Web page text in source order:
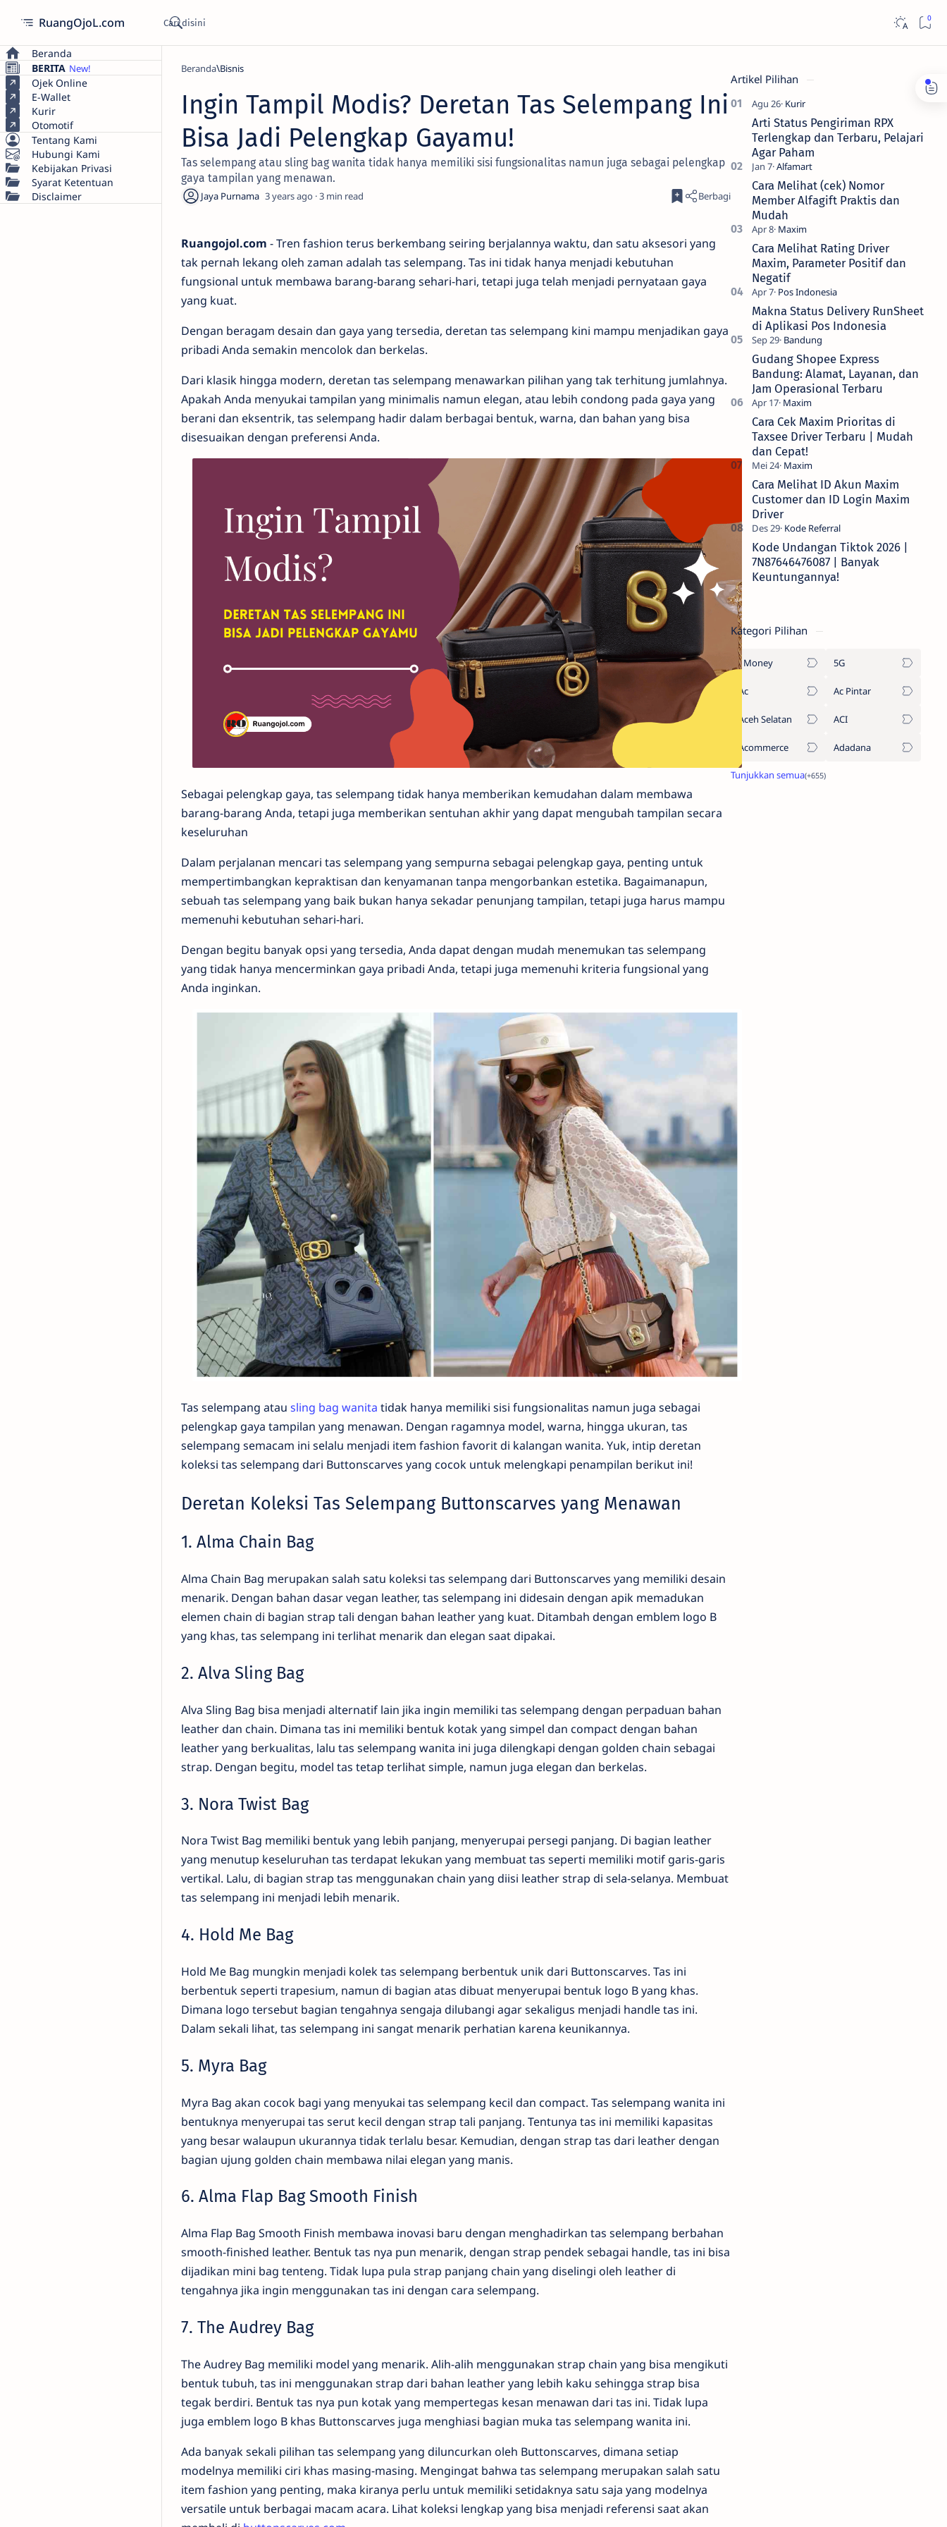
RuangOjoL.com
Beranda
BERITA
Ojek Online
E-Wallet
Kurir
Otomotif
Tentang Kami
Hubungi Kami
Kebijakan Privasi
Syarat Ketentuan
Disclaimer
Beranda Bisnis
Ingin Tampil Modis? Deretan Tas Selempang Ini
Bisa Jadi Pelengkap Gayamu!
Tas selempang atau sling bag wanita tidak hanya memiliki sisi fungsionalitas namun juga sebagai pelengkap
gaya tampilan yang menawan.
3 years ago 3
Ruangojol.com - Tren fashion terus berkembang seiring berjalannya waktu, dan satu aksesori yang
tak pernah lekang oleh zaman adalah tas selempang. Tas ini tidak hanya menjadi kebutuhan
fungsional untuk membawa barang-barang sehari-hari, tetapi juga telah menjadi pernyataan gaya
yang kuat.
Dengan beragam desain dan gaya yang tersedia, deretan tas selempang kini mampu menjadikan gaya
pribadi Anda semakin mencolok dan berkelas.
Dari klasik hingga modern, deretan tas selempang menawarkan pilihan yang tak terhitung jumlahnya.
Apakah Anda menyukai tampilan yang minimalis namun elegan, atau lebih condong pada gaya yang
berani dan eksentrik, tas selempang hadir dalam berbagai bentuk, warna, dan bahan yang bisa
disesuaikan dengan preferensi Anda.
Sebagai pelengkap gaya, tas selempang tidak hanya memberikan kemudahan dalam membawa
barang-barang Anda, tetapi juga memberikan sentuhan akhir yang dapat mengubah tampilan secara
keseluruhan
Dalam perjalanan mencari tas selempang yang sempurna sebagai pelengkap gaya, penting untuk
mempertimbangkan kepraktisan dan kenyamanan tanpa mengorbankan estetika. Bagaimanapun,
sebuah tas selempang yang baik bukan hanya sekadar penunjang tampilan, tetapi juga harus mampu
memenuhi kebutuhan sehari-hari.
Dengan begitu banyak opsi yang tersedia, Anda dapat dengan mudah menemukan tas selempang
yang tidak hanya mencerminkan gaya pribadi Anda, tetapi juga memenuhi kriteria fungsional yang
Anda inginkan.
Tas selempang atau sling bag wanita tidak hanya memiliki sisi fungsionalitas namun juga sebagai
pelengkap gaya tampilan yang menawan. Dengan ragamnya model, warna, hingga ukuran, tas
selempang semacam ini selalu menjadi item fashion favorit di kalangan wanita. Yuk, intip deretan
koleksi tas selempang dari Buttonscarves yang cocok untuk melengkapi penampilan berikut ini!
Deretan Koleksi Tas Selempang Buttonscarves yang Menawan
1. Alma Chain Bag
Alma Chain Bag merupakan salah satu koleksi tas selempang dari Buttonscarves yang memiliki desain
menarik. Dengan bahan dasar vegan leather, tas selempang ini didesain dengan apik memadukan
elemen chain di bagian strap tali dengan bahan leather yang kuat. Ditambah dengan emblem logo B
yang khas, tas selempang ini terlihat menarik dan elegan saat dipakai.
2. Alva Sling Bag
Alva Sling Bag bisa menjadi alternatif lain jika ingin memiliki tas selempang dengan perpaduan bahan
leather dan chain. Dimana tas ini memiliki bentuk kotak yang simpel dan compact dengan bahan
leather yang berkualitas, lalu tas selempang wanita ini juga dilengkapi dengan golden chain sebagai
strap. Dengan begitu, model tas tetap terlihat simple, namun juga elegan dan berkelas.
3. Nora Twist Bag
Nora Twist Bag memiliki bentuk yang lebih panjang, menyerupai persegi panjang. Di bagian leather
yang menutup keseluruhan tas terdapat lekukan yang membuat tas seperti memiliki motif garis-garis
vertikal. Lalu, di bagian strap tas menggunakan chain yang diisi leather strap di sela-selanya. Membuat
tas selempang ini menjadi lebih menarik.
4. Hold Me Bag
Hold Me Bag mungkin menjadi kolek tas selempang berbentuk unik dari Buttonscarves. Tas ini
berbentuk seperti trapesium, namun di bagian atas dibuat menyerupai bentuk logo B yang khas.
Dimana logo tersebut bagian tengahnya sengaja dilubangi agar sekaligus menjadi handle tas ini.
Dalam sekali lihat, tas selempang ini sangat menarik perhatian karena keunikannya.
5. Myra Bag
Myra Bag akan cocok bagi yang menyukai tas selempang kecil dan compact. Tas selempang wanita ini
bentuknya menyerupai tas serut kecil dengan strap tali panjang. Tentunya tas ini memiliki kapasitas
yang besar walaupun ukurannya tidak terlalu besar. Kemudian, dengan strap tas dari leather dengan
bagian ujung golden chain membawa nilai elegan yang manis.
6. Alma Flap Bag Smooth Finish
Alma Flap Bag Smooth Finish membawa inovasi baru dengan menghadirkan tas selempang berbahan
smooth-finished leather. Bentuk tas nya pun menarik, dengan strap pendek sebagai handle, tas ini bisa
dijadikan mini bag tenteng. Tidak lupa pula strap panjang chain yang diselingi oleh leather di
tengahnya jika ingin menggunakan tas ini dengan cara selempang.
7. The Audrey Bag
The Audrey Bag memiliki model yang menarik. Alih-alih menggunakan strap chain yang bisa mengikuti
bentuk tubuh, tas ini menggunakan strap dari bahan leather yang lebih kaku sehingga strap bisa
tegak berdiri. Bentuk tas nya pun kotak yang mempertegas kesan menawan dari tas ini. Tidak lupa
juga emblem logo B khas Buttonscarves juga menghiasi bagian muka tas selempang wanita ini.
Ada banyak sekali pilihan tas selempang yang diluncurkan oleh Buttonscarves, dimana setiap
modelnya memiliki ciri khas masing-masing. Mengingat bahwa tas selempang merupakan salah satu
item fashion yang penting, maka kiranya perlu untuk memiliki setidaknya satu saja yang modelnya
versatile untuk berbagai macam acara. Lihat koleksi lengkap yang bisa menjadi referensi saat akan
Artikel Pilihan
Arti Status Pengiriman RPX
Terlengkap dan Terbaru, Pelajari
Agar Paham
Cara Melihat (cek) Nomor
Member Alfagift Praktis dan
Mudah
Cara Melihat Rating Driver
Maxim, Parameter Positif dan
Negatif
Makna Status Delivery RunSheet
di Aplikasi Pos Indonesia
Gudang Shopee Express
Bandung: Alamat, Layanan, dan
Jam Operasional Terbaru
Cara Cek Maxim Prioritas di
Taxsee Driver Terbaru | Mudah
dan Cepat!
Cara Melihat ID Akun Maxim
Customer dan ID Login Maxim
Driver
Kode Undangan Tiktok 2026 |
7N87646476087 | Banyak
Keuntungannya!
Kategori Pilihan
1Money 5G
Ac Ac Pintar
Aceh Selatan ACI
Acommerce Adadana